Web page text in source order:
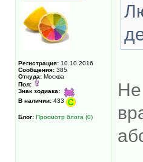
Регистрация: 10.10.2016
Сообщения: 385
Откуда: Москва
Пол:
Знак зодиака:
В наличии: 433
Блог: Просмотр блога (0)
Не